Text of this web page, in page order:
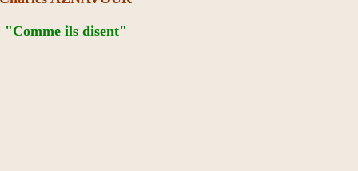
"Comme ils disent"